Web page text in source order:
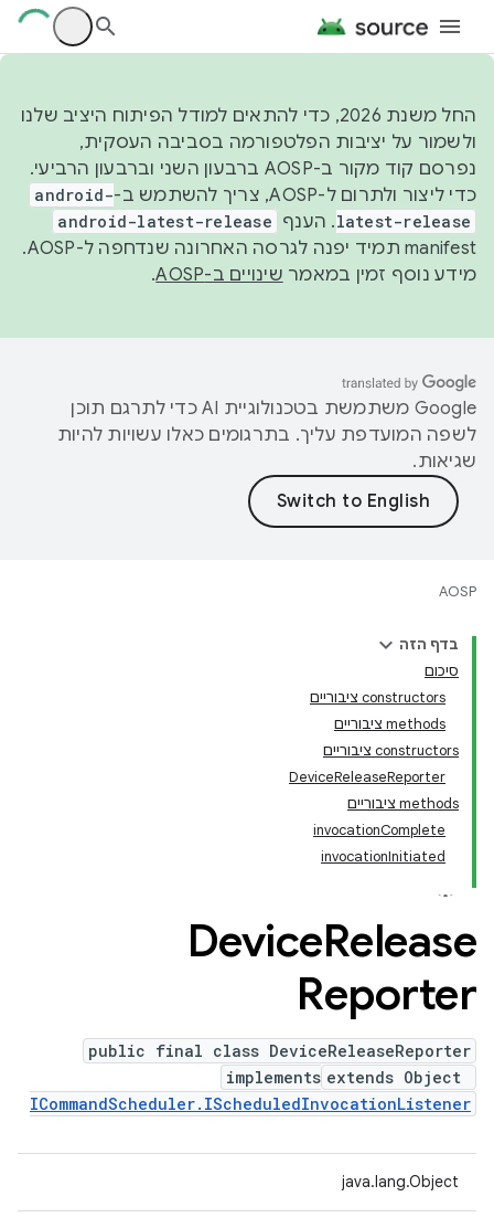
החל משנת 2026, כדי להתאים למודל הפיתוח היציב שלנו
ולשמור על יציבות הפלטפורמה בסביבה העסקית,
נפרסם קוד מקור ב-AOSP ברבעון השני וברבעון הרביעי.
כדי ליצור ולתרום ל-AOSP, צריך להשתמש ב-
android-
latest-release. הענף android-latest-release
manifest תמיד יפנה לגרסה האחרונה שנדחפה ל-AOSP.
מידע נוסף זמין במאמר שינויים ב-AOSP .
‫Google משתמשת בטכנולוגיית AI כדי לתרגם תוכן
לשפה המועדפת עליך. בתרגומים כאלו עשויות להיות
שגיאות.
AOSP
בדף הזה
סיכום
‫constructors ציבוריים
‫methods ציבוריים
‫constructors ציבוריים
DeviceReleaseReporter
‫methods ציבוריים
invocationComplete
invocationInitiated
DeviceRelease
Reporter
public final class DeviceReleaseReporter
extends Object
implements
ICommandScheduler.IScheduledInvocationListener
java.lang.Object